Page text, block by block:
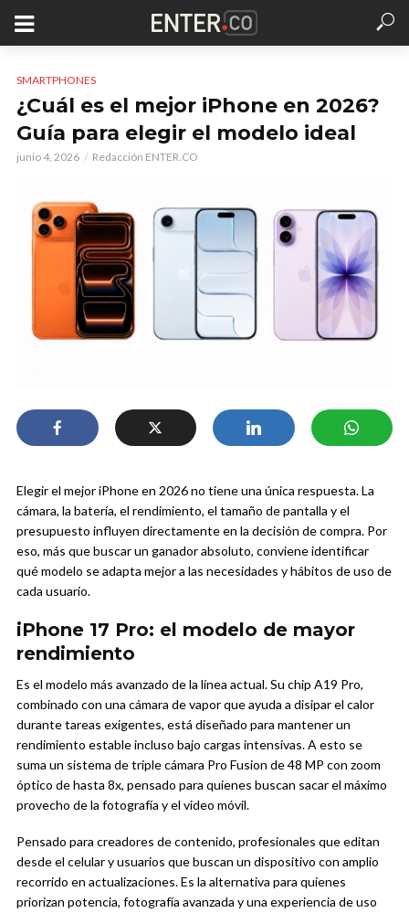
SMARTPHONES
¿Cuál es el mejor iPhone en 2026?
Guía para elegir el modelo ideal
junio 4, 2026 Redacción ENTER.CO
Elegir el mejor iPhone en 2026 no tiene una única respuesta. La
cámara, la batería, el rendimiento, el tamaño de pantalla y el
presupuesto influyen directamente en la decisión de compra. Por
eso, más que buscar un ganador absoluto, conviene identificar
qué modelo se adapta mejor a las necesidades y hábitos de uso de
cada usuario.
iPhone 17 Pro: el modelo de mayor
rendimiento
Es el modelo más avanzado de la línea actual. Su chip A19 Pro,
combinado con una cámara de vapor que ayuda a disipar el calor
durante tareas exigentes, está diseñado para mantener un
rendimiento estable incluso bajo cargas intensivas. A esto se
suma un sistema de triple cámara Pro Fusion de 48 MP con zoom
óptico de hasta 8x, pensado para quienes buscan sacar el máximo
provecho de la fotografía y el video móvil.
Pensado para creadores de contenido, profesionales que editan
desde el celular y usuarios que buscan un dispositivo con amplio
recorrido en actualizaciones. Es la alternativa para quienes
priorizan potencia, fotografía avanzada y una experiencia de uso